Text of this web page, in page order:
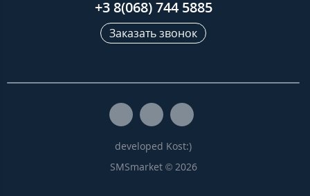
+3 8(068) 744 5885
Заказать звонок
SMSmarket © 2026
developed Kost:)